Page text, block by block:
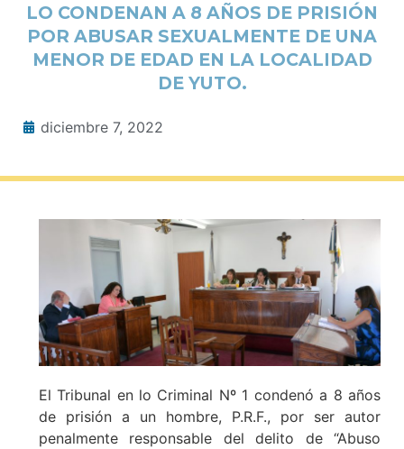
LO CONDENAN A 8 AÑOS DE PRISIÓN
POR ABUSAR SEXUALMENTE DE UNA
MENOR DE EDAD EN LA LOCALIDAD
DE YUTO.
diciembre 7, 2022
El Tribunal en lo Criminal Nº 1 condenó a 8 años
de prisión a un hombre, P.R.F., por ser autor
penalmente responsable del delito de “Abuso